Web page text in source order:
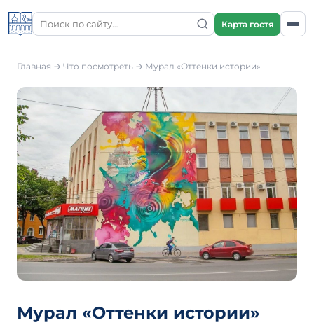
Карта гостя
Главная → Что посмотреть → Мурал «Оттенки истории»
Мурал «Оттенки истории»